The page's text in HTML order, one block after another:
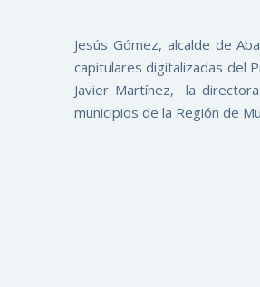
Jesús Gómez, alcalde de
capitulares digitalizadas del
Javier Martínez, la
municipios de la Región de